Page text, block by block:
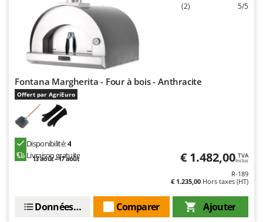
(2) 5/5
Fontana Margherita - Four à bois - Anthracite
Offert par AgriEuro
Disponibilité:4
Livraison gratuite
13 août - 17 août € 1.482,00 TVA
Inclus
R-189
€ 1.235,00 Hors taxes (HT)
Ajouter
Comparer
Données techniques